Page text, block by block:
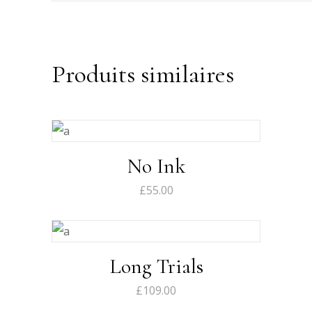
Produits similaires
No Ink
£55.00
Long Trials
£109.00